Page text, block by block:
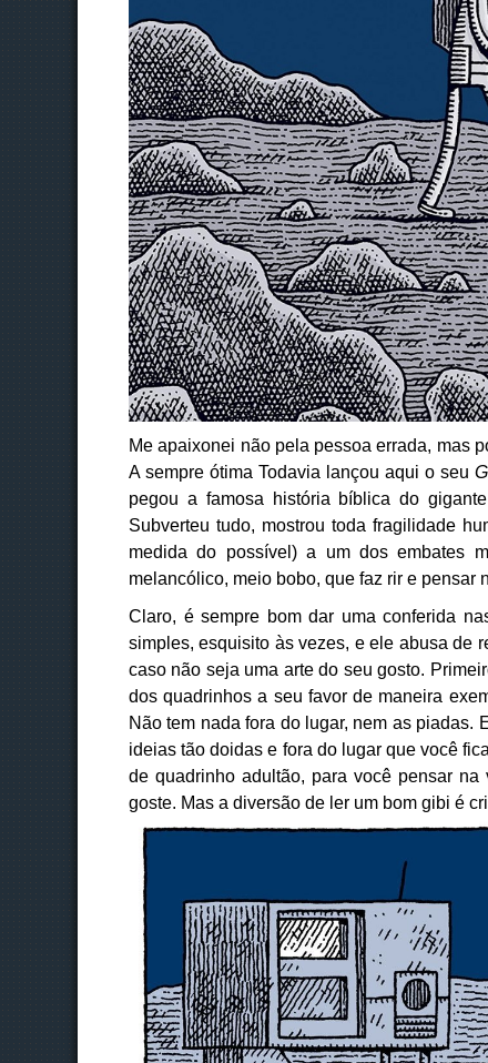
Me apaixonei não pela pessoa errada, mas
A sempre ótima Todavia lançou aqui o seu
pegou a famosa história bíblica do
Subverteu tudo, mostrou toda fragilidade
medida do possível) a um dos embates
melancólico, meio bobo, que faz rir e pensar
Claro, é sempre bom dar uma conferida
simples, esquisito às vezes, e ele abusa de
caso não seja uma arte do seu gosto.
dos quadrinhos a seu favor de maneira
Não tem nada fora do lugar, nem as piadas.
ideias tão doidas e fora do lugar que você
de quadrinho adultão, para você pensar
goste. Mas a diversão de ler um bom gibi é